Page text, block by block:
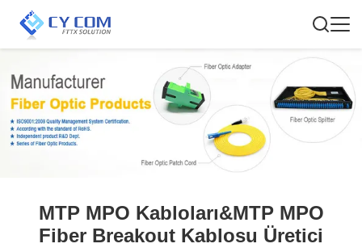
MTP MPO Kabloları&MTP MPO
Fiber Breakout Kablosu Üretici